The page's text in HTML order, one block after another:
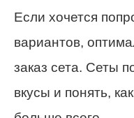
Если хочется
вариантов,
заказ сета. Сеты
вкусы и понять,